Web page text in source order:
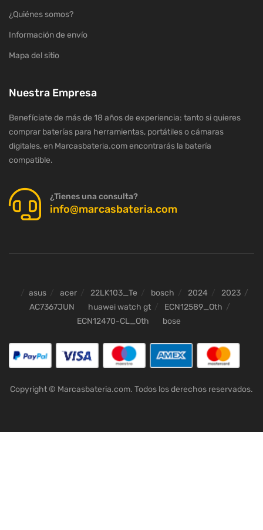
¿Quiénes somos?
Información de envío
Mapa del sitio
Nuestra Empresa
Benefíciate de más de 18 años de experiencia: tanto si quieres
comprar baterías para herramientas, portátiles o cámaras
digitales, en Marcasbateria.com encontrarás la batería
compatible.
¿Tienes una consulta?
info@marcasbateria.com
asus acer 22LK103_Te bosch 2024
2023
AC7367JUN
huawei watch gt
ECN12589_Oth
ECN12470-CL_Oth
bose
Copyright © Marcasbateria.com. Todos los derechos reservados.